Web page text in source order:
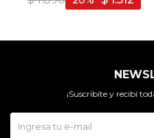
¡Suscribite y recibí